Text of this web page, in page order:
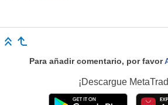
Para añadir comentario, por favor
¡Descargue